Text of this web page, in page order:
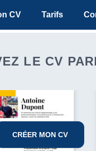
CV Tarifs
LE CV
CRÉER MON CV